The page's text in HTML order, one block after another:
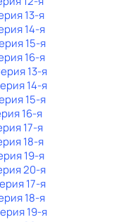
13-я
14-я
15-я
16-я
13-я
14-я
15-я
16-я
17-я
18-я
19-я
20-я
17-я
18-я
19-я